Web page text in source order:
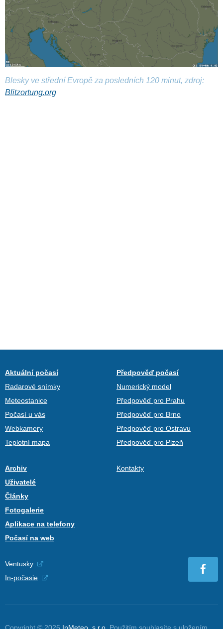
Blesky ve střední Evropě za posledních 120 minut, zdroj:
Blitzortung.org
Aktuální počasí
Radarové snímky
Meteostanice
Počasí u vás
Webkamery
Teplotní mapa
Předpověď počasí
Numerický model
Předpověď pro Prahu
Předpověď pro Brno
Předpověď pro Ostravu
Předpověď pro Plzeň
Archiv
Uživatelé
Články
Fotogalerie
Aplikace na telefony
Počasí na web
Kontakty
Ventusky
In-počasie
Copyright © 2026 InMeteo, s.r.o. Použitím souhlasíte s uložením